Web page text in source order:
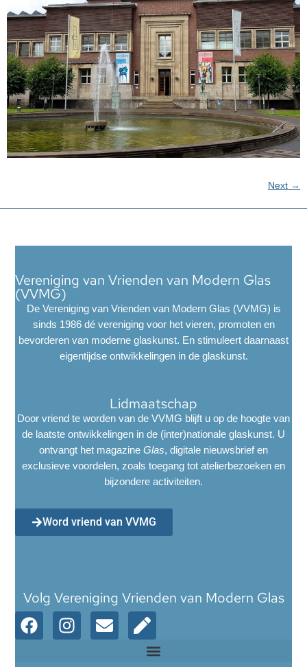
Next →
Vereniging van Vrienden van Modern Glas
(VVMG)
De Vereniging van Vrienden van Modern Glas (VVMG) is
sinds 1986 dé vereniging voor het vieren, promoten en
bevorderen van moderne glaskunst. En stimuleert daarnaast
eigentijdse ontwikkelingen in de glaskunst.
Lidmaatschap
Door vriend te worden van de VVMG blijft u op de hoogte van
de laatste ontwikkelingen in de (inter)nationale glaskunst. U
ontvangt het magazine Glas, digitale nieuwsbrief en
exclusieve voordelen, zoals toegang tot atelierbezoeken en
bijzondere activiteiten.
Word vriend van VVMG
Volg Vereniging Vrienden van Modern Glas